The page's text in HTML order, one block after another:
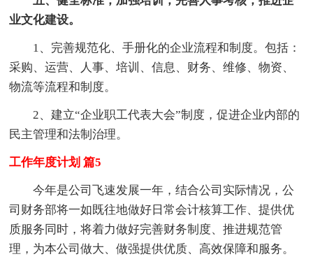
业文化建设。
1、完善规范化、手册化的企业流程和制度。包括：
采购、运营、人事、培训、信息、财务、维修、物资、
物流等流程和制度。
2、建立“企业职工代表大会”制度，促进企业内部的
民主管理和法制治理。
工作年度计划 篇5
今年是公司飞速发展一年，结合公司实际情况，公
司财务部将一如既往地做好日常会计核算工作、提供优
质服务同时，将着力做好完善财务制度、推进规范管
理，为本公司做大、做强提供优质、高效保障和服务。